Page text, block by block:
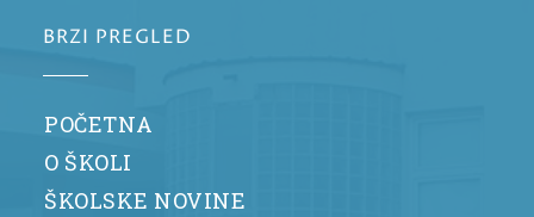
BRZI PREGLED
POČETNA
O ŠKOLI
ŠKOLSKE NOVINE